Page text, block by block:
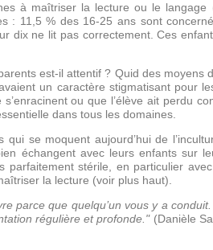
à maîtriser la lecture ou le langage
: 11,5 % des 16-25 ans sont
dix ne lit pas correctement. Ces
est-il attentif ? Quid des moyens
un caractère stigmatisant pour
ou que l’élève ait perdu
dans tous les domaines.
se moquent aujourd’hui de
échangent avec leurs enfants sur
stérile, en particulier
la lecture (voir plus haut).
parce que quelqu’un vous y a
régulière et profonde."(Danièle